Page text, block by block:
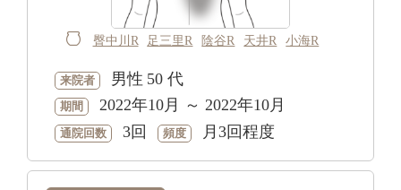
臀中川R 足三里R 陰谷R 天井R 小海R
来院者 男性 50 代
期間 2022年10月 ～ 2022年10月
通院回数 3回 頻度 月3回程度